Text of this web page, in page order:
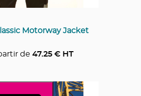
Motorway Jacket
de 47.25 € HT